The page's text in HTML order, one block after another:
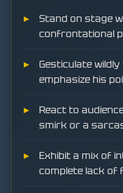
Stand on stage
confrontational
Gesticulate
emphasize his
React to
smirk or a
Exhibit a mix of
complete lack of